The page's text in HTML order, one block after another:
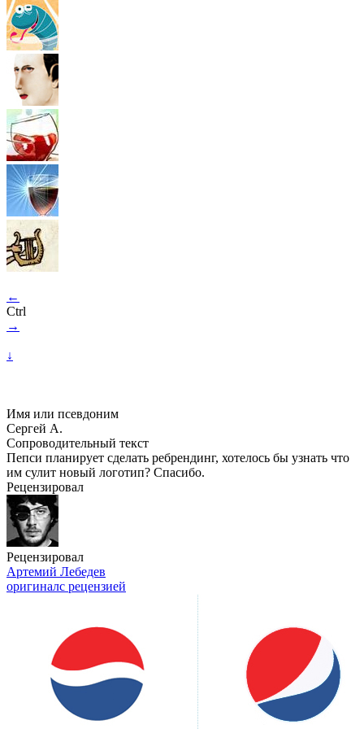
←
Ctrl
→
↓
Имя или псевдоним
Сергей А.
Сопроводительный текст
Пепси планирует сделать ребрендинг, хотелось бы узнать что
им сулит новый логотип? Спасибо.
Рецензировал
Рецензировал
Артемий Лебедев
оригиналс рецензией